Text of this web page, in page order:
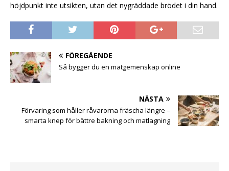
höjdpunkt inte utsikten, utan det nygräddade brödet i din hand.
FÖREGÅENDE
Så bygger du en matgemenskap online
NÄSTA
Förvaring som håller råvarorna fräscha längre –
smarta knep för bättre bakning och matlagning